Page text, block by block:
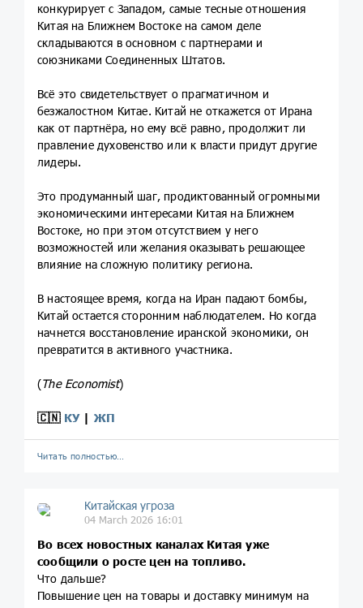
конкурирует с Западом, самые тесные отношения
Китая на Ближнем Востоке на самом деле
складываются в основном с партнерами и
союзниками Соединенных Штатов.
Всё это свидетельствует о прагматичном и
безжалостном Китае. Китай не откажется от Ирана
как от партнёра, но ему всё равно, продолжит ли
правление духовенство или к власти придут другие
лидеры.
Это продуманный шаг, продиктованный огромными
экономическими интересами Китая на Ближнем
Востоке, но при этом отсутствием у него
возможностей или желания оказывать решающее
влияние на сложную политику региона.
В настоящее время, когда на Иран падают бомбы,
Китай остается сторонним наблюдателем. Но когда
начнется восстановление иранской экономики, он
превратится в активного участника.
(The Economist)
🇨🇳 КУ| ЖП
Читать полностью…
Китайская угроза
04 March 2026 16:01
Во всех новостных каналах Китая уже
сообщили о росте цен на топливо.
Что дальше?
Повышение цен на товары и доставку минимум на